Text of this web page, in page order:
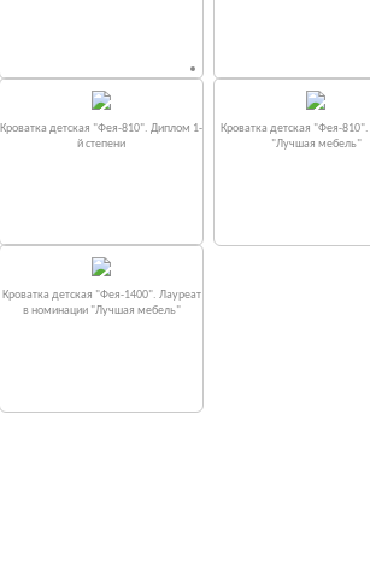
Кроватка детская "Фея-810". Диплом 1-
й степени
Кроватка детская "Фея-
"Лучшая мебель"
Кроватка детская "Фея-1400". Лауреат
в номинации "Лучшая мебель"